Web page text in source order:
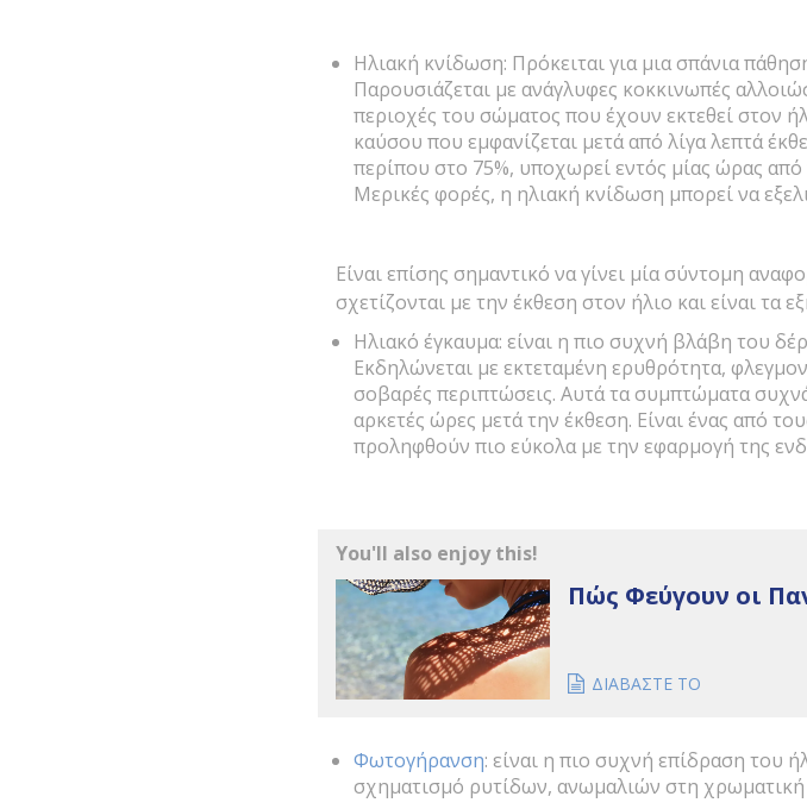
Ηλιακή κνίδωση: Πρόκειται για μια σπάνια
Παρουσιάζεται με ανάγλυφες κοκκινωπές
περιοχές του σώματος που έχουν εκτεθεί στον
καύσου που εμφανίζεται μετά από λίγα λεπτά
περίπου στο 75%, υποχωρεί εντός μίας ώρας
Μερικές φορές, η ηλιακή κνίδωση μπορεί να
Είναι επίσης σημαντικό να γίνει μία σύντομη
σχετίζονται με την έκθεση στον ήλιο και είναι τα
Ηλιακό έγκαυμα: είναι η πιο συχνή βλάβη του
Εκδηλώνεται με εκτεταμένη ερυθρότητα,
σοβαρές περιπτώσεις. Αυτά τα συμπτώματα
αρκετές ώρες μετά την έκθεση. Είναι ένας από
προληφθούν πιο εύκολα με την εφαρμογή της
You'll also enjoy this!
Πώς Φεύγουν οι
ΔΙΑΒΑΣΤΕ ΤΟ
Φωτογήρανση: είναι η πιο συχνή επίδραση του
σχηματισμό ρυτίδων, ανωμαλιών στη